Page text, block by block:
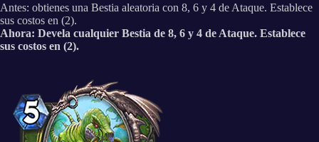
Antes: obtienes una Bestia aleatoria con 8, 6 y 4 de Ataque. Establece
sus costos en (2).
Ahora: Devela cualquier Bestia de 8, 6 y 4 de Ataque. Establece
sus costos en (2).